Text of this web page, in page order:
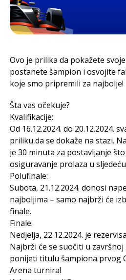
Ovo je prilika da pokažete
postanete šampion i osvojite
koje smo pripremili za najbolje!
Šta vas očekuje?
Kvalifikacije:
Od 16.12.2024. do 20.12.2024.
priliku da se dokaže na stazi.
je 30 minuta za postavljanje
osiguravanje prolaza u
Polufinale:
Subota, 21.12.2024. donosi
najboljima – samo najbrži će
finale.
Finale:
Nedjelja, 22.12.2024. je
Najbrži će se suočiti u
ponijeti titulu šampiona prvog
Arena turnira!